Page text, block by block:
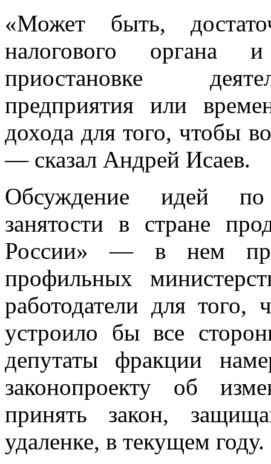
«Может быть,
налогового органа
приостановке
предприятия или
дохода для того, чтобы
— сказал Андрей Исаев.
Обсуждение идей по
занятости в стране
России» — в нем
профильных
работодатели для того,
устроило бы все
депутаты фракции
законопроекту об
принять закон,
удаленке, в текущем году.